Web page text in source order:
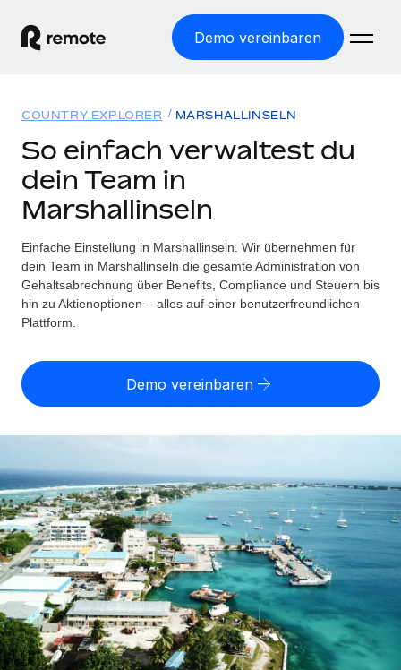
Demo vereinbaren
WELTWEITE BESCHÄFTIGUNG
Globale Payroll
Employer of Record
Weltweites Wachstum ohne Kosten für Niederlassungen
Contractor of Record
Contractor Management
Globales Onboarding und Verwalten von
Auslagern von komplexen HR-Aufgaben
INFRASTRUKTUR
Remote Embedded
Nahtlose Integration der HR in bestehende Abläufe
Plattform
Integrierte HR-Kernfunktionen für dein Team
Lösungen
Country Explorer
Länderspezifische Unterstützung bei der Einstellung
Explorer für US-Bundesstaaten
Vergleiche mit unseren Mitbewerbern
Startups
Agile HR- und Payroll-Lösungen für wachsende
Unternehmen
Mittelstand
Maßgeschneiderte HR-Lösungen, um Teams zu
vergrößern
Enterprise
Globale HR für Konzerne und Großunternehmen
Ressourcen
TOOLS UND RECHNER
Scheinselbstständigkeitsrisiko berechnen
Länderspezifische Einschätzung des
Personalkostenrechner
Informationen zu möglichen Währungen und
Abwicklungsfristen für globale Freelancer:innen
LERNEN MIT REMOTE
Forschung und Leitfäden
Fallstudien
HR-Glossar
Preise
English
Nederlands
Français
Deutsch
Español
Italiano
Português (Portugal)
COUNTRY EXPLORER MARSHALLINSELN
So einfach verwaltest du
dein Team in
Marshallinseln
Einfache Einstellung in Marshallinseln. Wir übernehmen für
dein Team in Marshallinseln die gesamte Administration von
Gehaltsabrechnung über Benefits, Compliance und Steuern bis
hin zu Aktienoptionen – alles auf einer benutzerfreundlichen
Plattform.
Demo vereinbaren